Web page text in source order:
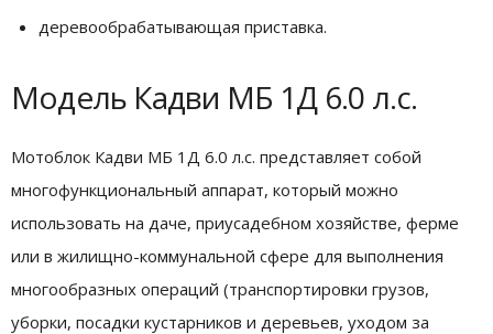
деревообрабатывающая приставка.
Модель Кадви МБ 1Д 6.0 л.с.
Мотоблок Кадви МБ 1Д 6.0 л.с. представляет собой
многофункциональный аппарат, который можно
использовать на даче, приусадебном хозяйстве, ферме
или в жилищно-коммунальной сфере для выполнения
многообразных операций (транспортировки грузов,
уборки, посадки кустарников и деревьев, уходом за